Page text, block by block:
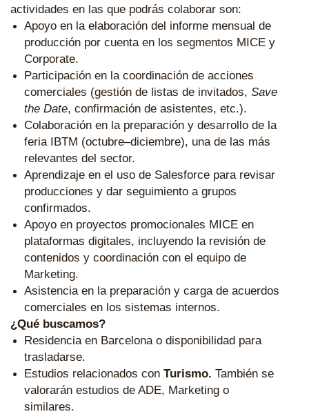
actividades en las que podrás colaborar son:
Apoyo en la elaboración del informe mensual de
producción por cuenta en los segmentos MICE y
Corporate.
Participación en la coordinación de acciones
comerciales (gestión de listas de invitados, Save
the Date, confirmación de asistentes, etc.).
Colaboración en la preparación y desarrollo de la
feria IBTM (octubre–diciembre), una de las más
relevantes del sector.
Aprendizaje en el uso de Salesforce para revisar
producciones y dar seguimiento a grupos
confirmados.
Apoyo en proyectos promocionales MICE en
plataformas digitales, incluyendo la revisión de
contenidos y coordinación con el equipo de
Marketing.
Asistencia en la preparación y carga de acuerdos
comerciales en los sistemas internos.
¿Qué buscamos?
Residencia en Barcelona o disponibilidad para
trasladarse.
Estudios relacionados con Turismo. También se
valorarán estudios de ADE, Marketing o
similares.